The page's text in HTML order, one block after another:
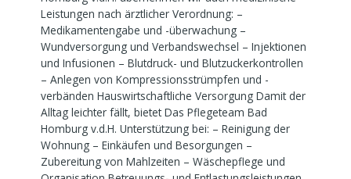
Leistungen nach ärztlicher Verordnung: –
Medikamentengabe und -überwachung –
Wundversorgung und Verbandswechsel – Injektionen
und Infusionen – Blutdruck- und Blutzuckerkontrollen
– Anlegen von Kompressionsstrümpfen und -
verbänden Hauswirtschaftliche Versorgung Damit der
Alltag leichter fällt, bietet Das Pflegeteam Bad
Homburg v.d.H. Unterstützung bei: – Reinigung der
Wohnung – Einkäufen und Besorgungen –
Zubereitung von Mahlzeiten – Wäschepflege und